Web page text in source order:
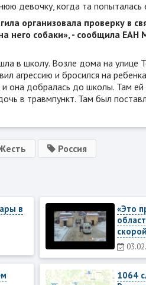
девочку, когда та попыталась
организовала проверку в
него собаки», - сообщила
в школу. Возле дома на улице
агрессию и бросился на
и она добралась до школы. Там
в травмпункт. Там был
Россия
в
«Это
1064